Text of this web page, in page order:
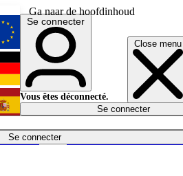
Ga naar de hoofdinhoud
Close menu
Se connecter
Économie
English
Deutsch
Español
Se connecter
Vous êtes déconnecté.
Se connecter